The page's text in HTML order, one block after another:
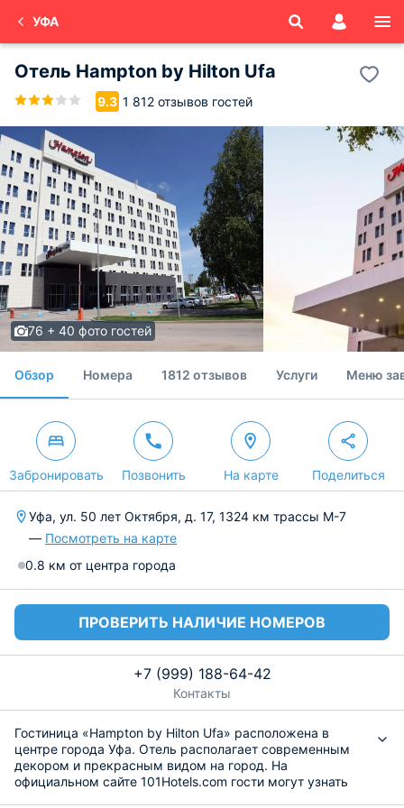
УФА
Отель Hampton by Hilton Ufa
9.3 1 812 отзывов гостей
76 + 40 фото гостей
Обзор Номера 1812 отзывов Услуги Меню
Забронировать Позвонить На карте Поделиться
Уфа, ул. 50 лет Октября, д. 17, 1324 км трассы М-7
— Посмотреть на карте
0.8 км от центра города
ПРОВЕРИТЬ НАЛИЧИЕ НОМЕРОВ
+7 (999) 188-64-42
Контакты
Гостиница «Hampton by Hilton Ufa» расположена в
центре города Уфа. Отель располагает современным
декором и прекрасным видом на город. На
официальном сайте 101Hotels.com гости могут узнать